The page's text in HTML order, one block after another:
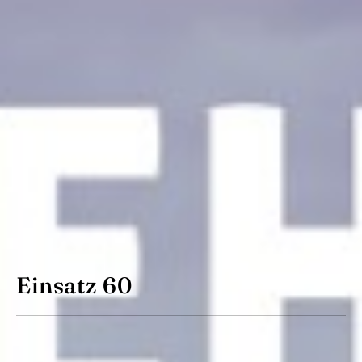
Einsatz 60